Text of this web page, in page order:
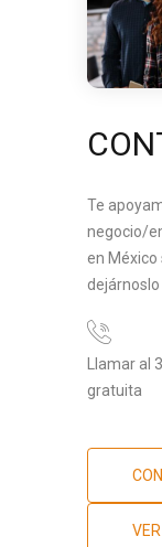
Te
negocio/
en México
Llamar al
gratuita